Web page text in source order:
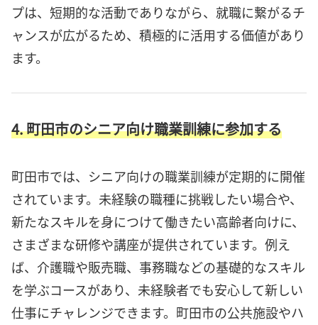
プは、短期的な活動でありながら、就職に繋がるチ
ャンスが広がるため、積極的に活用する価値があり
ます。
4. 町田市のシニア向け職業訓練に参加する
町田市では、シニア向けの職業訓練が定期的に開催
されています。未経験の職種に挑戦したい場合や、
新たなスキルを身につけて働きたい高齢者向けに、
さまざまな研修や講座が提供されています。例え
ば、介護職や販売職、事務職などの基礎的なスキル
を学ぶコースがあり、未経験者でも安心して新しい
仕事にチャレンジできます。町田市の公共施設やハ